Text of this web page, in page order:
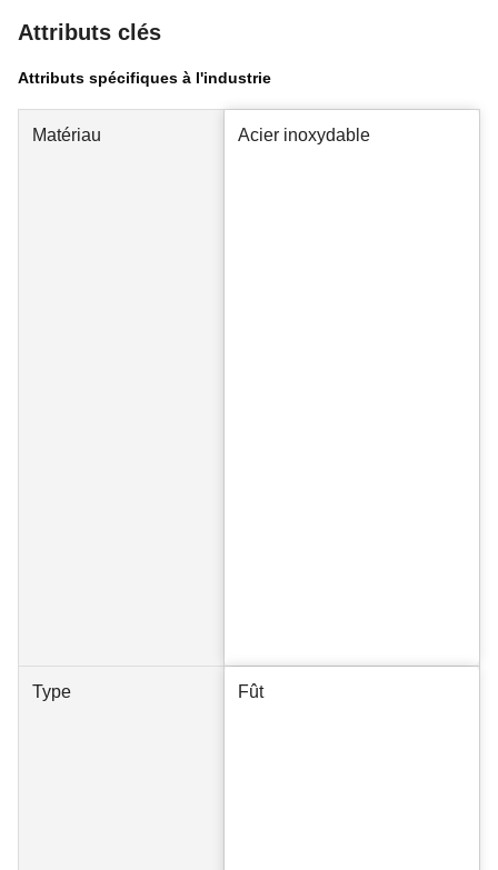
Attributs clés
Attributs spécifiques à l'industrie
Matériau Acier inoxydable
Type Fût